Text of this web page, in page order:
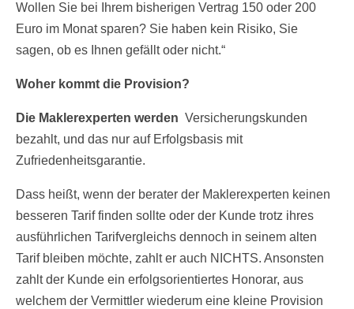
Wollen Sie bei Ihrem bisherigen Vertrag 150 oder 200
Euro im Monat sparen? Sie haben kein Risiko, Sie
sagen, ob es Ihnen gefällt oder nicht.“
Woher kommt die Provision?
Die Maklerexperten werden Versicherungskunden
bezahlt, und das nur auf Erfolgsbasis mit
Zufriedenheitsgarantie.
Dass heißt, wenn der berater der Maklerexperten keinen
besseren Tarif finden sollte oder der Kunde trotz ihres
ausführlichen Tarifvergleichs dennoch in seinem alten
Tarif bleiben möchte, zahlt er auch NICHTS. Ansonsten
zahlt der Kunde ein erfolgsorientiertes Honorar, aus
welchem der Vermittler wiederum eine kleine Provision